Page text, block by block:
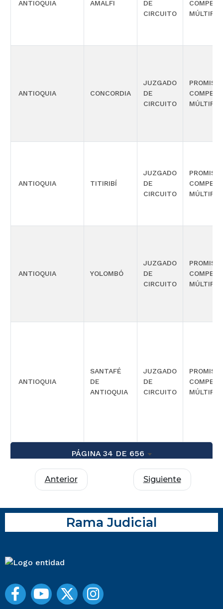
ANTIOQUIA AMALFI
DE
CIRCUITO
MÚLTIPLE
ANTIOQUIA CONCORDIA
JUZGADO
DE
CIRCUITO
MÚLTIPLE
ANTIOQUIA TITIRIBÍ
JUZGADO
DE
CIRCUITO
MÚLTIPLE
ANTIOQUIA YOLOMBÓ
JUZGADO
DE
CIRCUITO
MÚLTIPLE
ANTIOQUIA
SANTAFÉ
DE
ANTIOQUIA
JUZGADO
DE
CIRCUITO
MÚLTIPLE
PÁGINA 34 DE 656
Anterior Siguiente
Rama Judicial